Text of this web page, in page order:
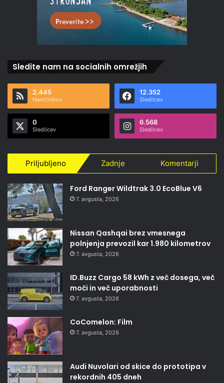
Sledite nam na socialnih omrežjih
2.445
Naročnikov
12.352
Sledilcev
0
Sledilcev
6.568
Sledilcev
Priljubljeno Zadnje Komentarji
Ford Ranger Wildtrak 3.0 EcoBlue V6
7. avgusta, 2026
Nissan Qashqai brez vmesnega
polnjenja prevozil kar 1.980 kilometrov
7. avgusta, 2026
ID.Buzz Cargo 58 kWh z več dosega, več
moči in več uporabnosti
7. avgusta, 2026
CoComelon: Film
7. avgusta, 2026
Audi Nuvolari od skice do prototipa v
rekordnih 405 dneh